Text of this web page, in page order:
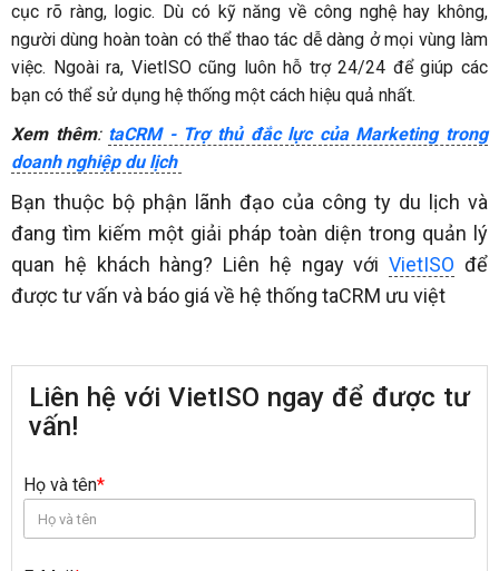
cục rõ ràng, logic. Dù có kỹ năng về công nghệ hay không,
người dùng hoàn toàn có thể thao tác dễ dàng ở mọi vùng làm
việc. Ngoài ra, VietISO cũng luôn hỗ trợ 24/24 để giúp các
bạn có thể sử dụng hệ thống một cách hiệu quả nhất.
Xem thêm: taCRM - Trợ thủ đắc lực của Marketing trong
doanh nghiệp du lịch
Bạn thuộc bộ phận lãnh đạo của công ty du lịch và
đang tìm kiếm một giải pháp toàn diện trong quản lý
quan hệ khách hàng? Liên hệ ngay vớiVietISO để
được tư vấn và báo giá về hệ thống taCRM ưu việt
Liên hệ với VietISO ngay để được tư
vấn!
Họ và tên*